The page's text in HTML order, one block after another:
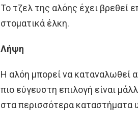
Το τζελ της αλόης έχει βρεθεί
στοματικά έλκη.
Λήψη
Η αλόη μπορεί να καταναλωθεί
πιο εύγευστη επιλογή είναι
στα περισσότερα καταστήματα